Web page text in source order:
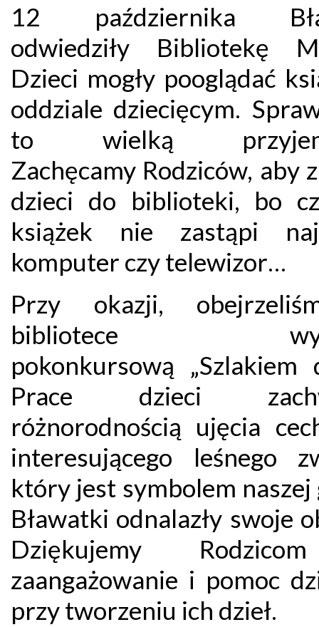
12 października
odwiedziły Bibliotekę
Dzieci mogły pooglądać
oddziale dziecięcym.
to wielką
Zachęcamy Rodziców, aby
dzieci do biblioteki, bo
książek nie zastąpi
komputer czy telewizor…
Przy okazji,
bibliotece
pokonkursową „Szlakiem
Prace dzieci
różnorodnością ujęcia
interesującego leśnego
który jest symbolem naszej
Bławatki odnalazły swoje
Dziękujemy
zaangażowanie i pomoc
przy tworzeniu ich dzieł.